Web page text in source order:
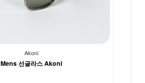
Akoni
Mens 선글라스 Akoni